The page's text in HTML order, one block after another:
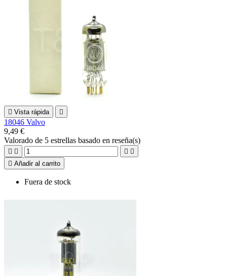
 Vista rápida 
18046 Valvo
9,49 €
Valorado de 5 estrellas basado en reseña(s)
   
 Añadir al carrito
Fuera de stock